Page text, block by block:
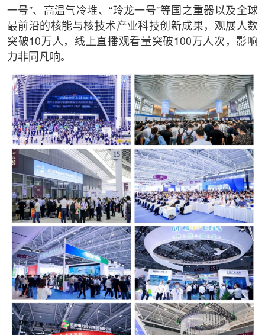
一号”、高温气冷堆、“玲龙一号”等国之重器以及全球
最前沿的核能与核技术产业科技创新成果，观展人数
突破10万人，线上直播观看量突破100万人次，影响
力非同凡响。